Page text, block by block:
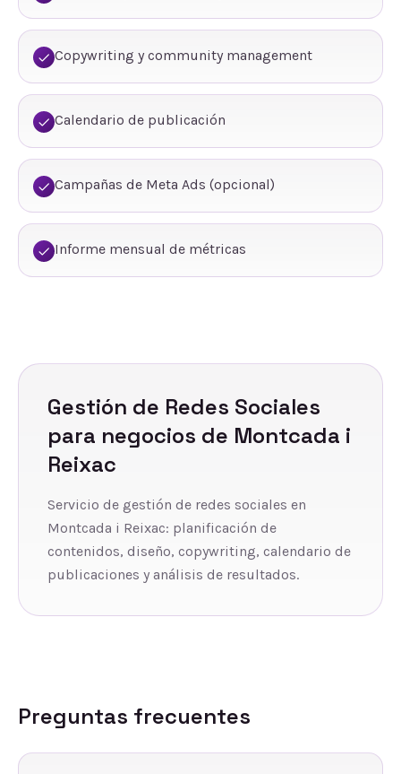
Copywriting y community management
Calendario de publicación
Campañas de Meta Ads (opcional)
Informe mensual de métricas
Gestión de Redes Sociales
para negocios de Montcada i
Reixac
Servicio de gestión de redes sociales en
Montcada i Reixac: planificación de
contenidos, diseño, copywriting, calendario de
publicaciones y análisis de resultados.
Preguntas frecuentes